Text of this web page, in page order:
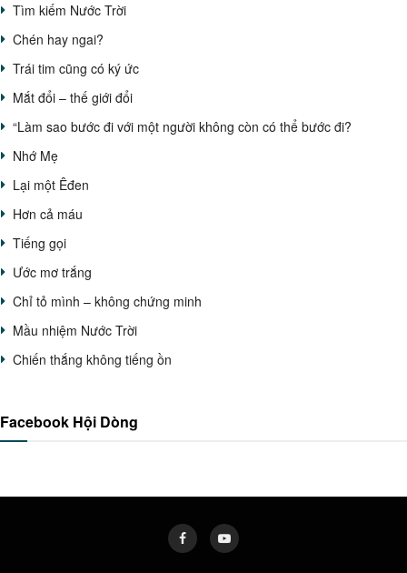
Tìm kiếm Nước Trời
Chén hay ngai?
Trái tim cũng có ký ức
Mắt đổi – thế giới đổi
“Làm sao bước đi với một người không còn có thể bước đi?
Nhớ Mẹ
Lại một Êđen
Hơn cả máu
Tiếng gọi
Ước mơ trắng
Chỉ tỏ mình – không chứng minh
Mầu nhiệm Nước Trời
Chiến thắng không tiếng ồn
Facebook Hội Dòng